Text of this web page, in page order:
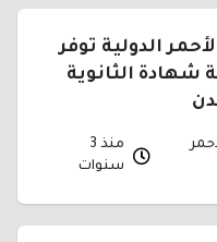
الدولية توفر
شهادة الثانوية
منذ 3
سنوات